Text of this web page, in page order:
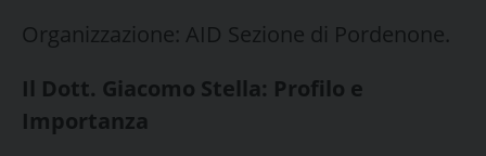
​Organizzazione: AID Sezione di Pordenone.
Il Dott. Giacomo Stella: Profilo e
Importanza